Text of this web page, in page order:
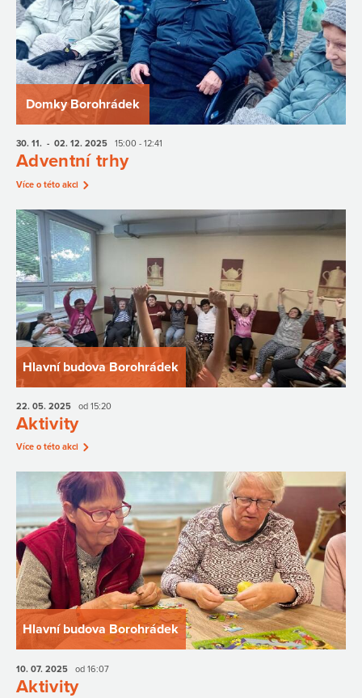
Domky Borohrádek
30. 11. - 02. 12. 2025 15:00 - 12:41
Adventní trhy
Více o této akci
Hlavní budova Borohrádek
22. 05. 2025 od 15:20
Aktivity
Více o této akci
Hlavní budova Borohrádek
10. 07. 2025 od 16:07
Aktivity